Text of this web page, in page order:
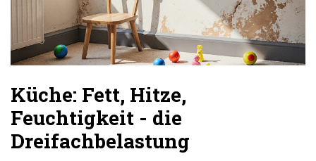
Küche: Fett, Hitze,
Feuchtigkeit - die
Dreifachbelastung